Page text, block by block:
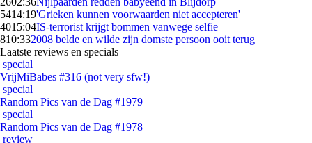
5414:19'Grieken kunnen voorwaarden niet accepteren'
4015:04IS-terrorist krijgt bommen vanwege selfie
810:332008 belde en wilde zijn domste persoon ooit terug
Laatste reviews en specials
special
VrijMiBabes #316 (not very sfw!)
special
Random Pics van de Dag #1979
special
Random Pics van de Dag #1978
review